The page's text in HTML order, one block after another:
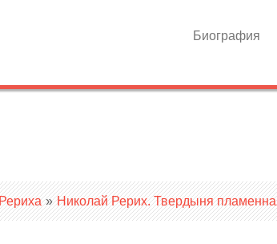
Биография
» Николай Рерих. Твердыня